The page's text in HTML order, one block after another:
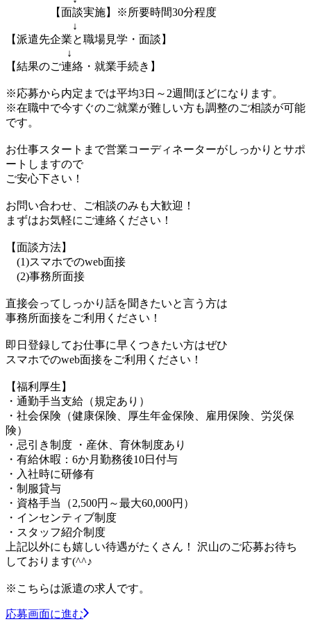
【面談実施】※所要時間30分程度
↓
【派遣先企業と職場見学・面談】
↓
【結果のご連絡・就業手続き】
※応募から内定までは平均3日～2週間ほどになります。
※在職中で今すぐのご就業が難しい方も調整のご相談が可能
です。
お仕事スタートまで営業コーディネーターがしっかりとサポ
ートしますので
ご安心下さい！
お問い合わせ、ご相談のみも大歓迎！
まずはお気軽にご連絡ください！
【面談方法】
(1)スマホでのweb面接
(2)事務所面接
直接会ってしっかり話を聞きたいと言う方は
事務所面接をご利用ください！
即日登録してお仕事に早くつきたい方はぜひ
スマホでのweb面接をご利用ください！
【福利厚生】
・通勤手当支給（規定あり）
・社会保険（健康保険、厚生年金保険、雇用保険、労災保
険）
・忌引き制度 ・産休、育休制度あり
・有給休暇：6か月勤務後10日付与
・入社時に研修有
・制服貸与
・資格手当（2,500円～最大60,000円）
・インセンティブ制度
・スタッフ紹介制度
上記以外にも嬉しい待遇がたくさん！ 沢山のご応募お待ち
しております(^^♪
※こちらは派遣の求人です。
応募画面に進む